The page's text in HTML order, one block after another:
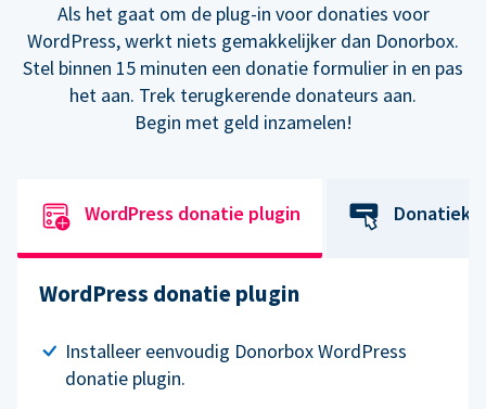
Als het gaat om de plug-in voor donaties voor
WordPress, werkt niets gemakkelijker dan Donorbox.
Stel binnen 15 minuten een donatie formulier in en pas
het aan. Trek terugkerende donateurs aan.
Begin met geld inzamelen!
WordPress donatie plugin
WordPress donatie plugin
Installeer eenvoudig Donorbox WordPress
donatie plugin.